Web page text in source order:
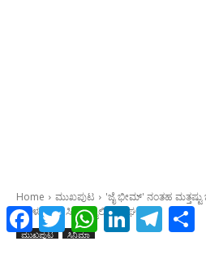
FacebookTwitterWhatsApp
LinkedInTelegram